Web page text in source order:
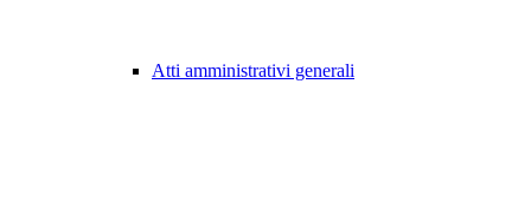
Atti amministrativi generali